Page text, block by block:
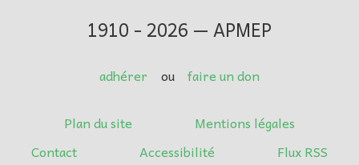
1910 - 2026 — APMEP
adhérer ou faire un don
Plan du site
Mentions légales
Contact
Accessibilité Flux RSS